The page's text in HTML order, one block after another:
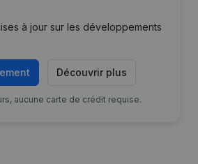
à jour sur les développements
Découvrir plus
aucune carte de crédit requise.